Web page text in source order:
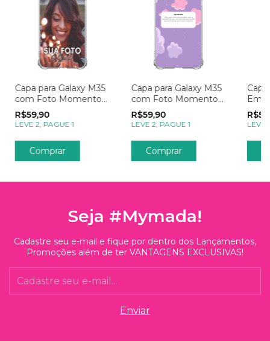
Capa para Galaxy M35
com Foto Momentos
Sua Foto
R$59,90
LEVE 2, PAGUE 1
Capa para Galaxy M35
com Foto Momentos
Lembrete
R$59,90
LEVE 2, PAGUE 1 LEVE
Seja #Mymada!
Cadastre seu e-mail e fique por dentro dos Lançamentos,
Promoções além de ter VANTAGENS EXCLUSIVAS!